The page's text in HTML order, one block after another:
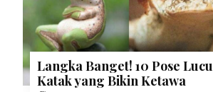
Langka Banget! 10 Pose Lucu
Katak yang Bikin Ketawa